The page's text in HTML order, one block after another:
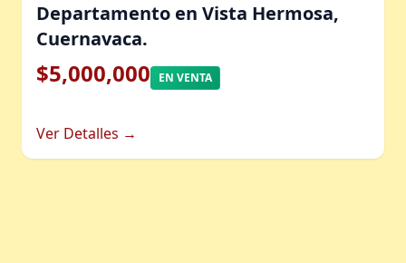
Departamento en Vista Hermosa,
Cuernavaca.
$5,000,000 EN VENTA
Ver Detalles →